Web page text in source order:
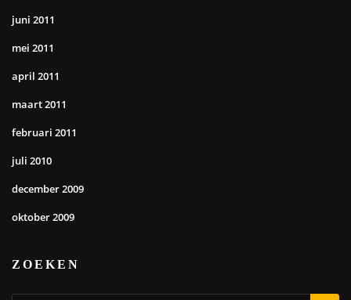
juni 2011
mei 2011
april 2011
maart 2011
februari 2011
juli 2010
december 2009
oktober 2009
ZOEKEN